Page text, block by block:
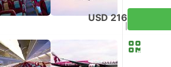
USD 216